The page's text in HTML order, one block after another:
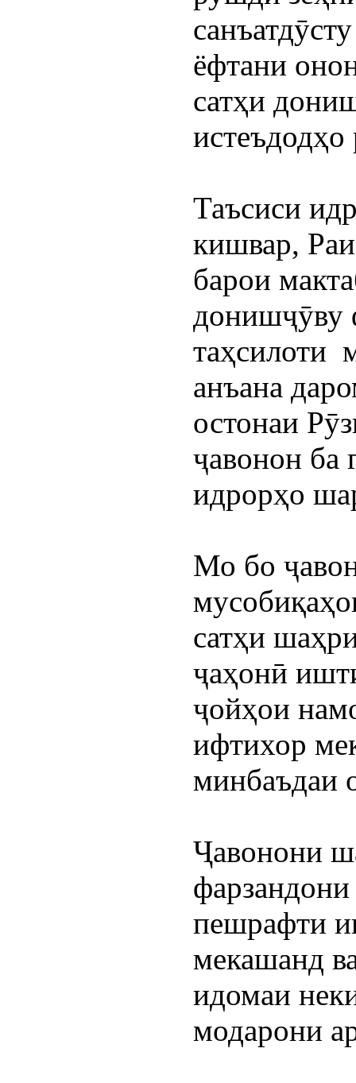
ёфтани
сатҳи
истеъдодҳо
Таъсиси
кишвар,
барои
донишҷӯву
таҳсилоти
анъана
остонаи
ҷавонон ба
идрорҳо
Мо бо
сатҳи
ҷаҳонӣ
ҷойҳои
ифтихор
минбаъдаи
Ҷавонони
пешрафти
мекашанд
идомаи
модарони